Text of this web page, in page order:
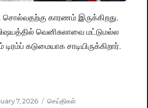
சொல்வதற்கு காரணம் இருக்கிறது.
வெனிசுலாவை மட்டுமல்ல
கடுமையாக சாடியிருக்கிறார்.
7, 2026 Categories
செய்திகள்